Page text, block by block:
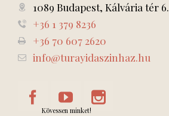
1089 Budapest, Kálvária tér 6.
+36 1 379 8236
+36 70 607 2620
info@turayidaszinhaz.hu
Kövessen minket!